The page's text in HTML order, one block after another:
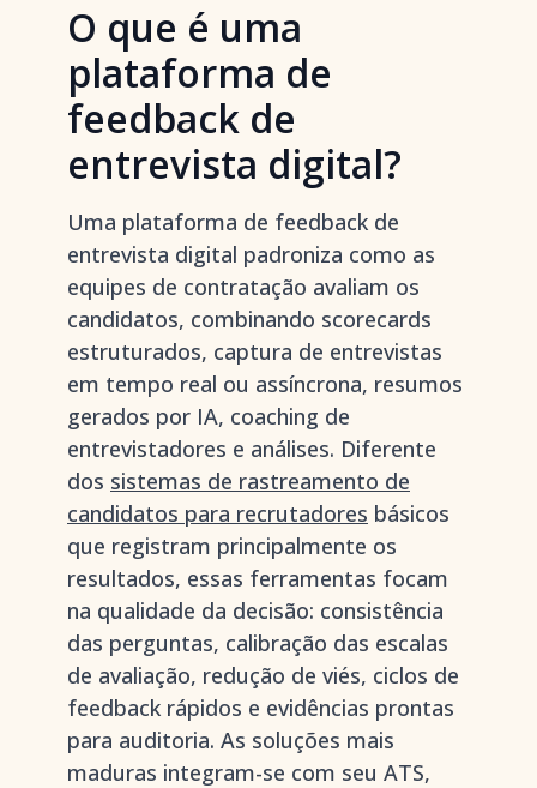
O que é uma
plataforma de
feedback de
entrevista digital?
Uma plataforma de feedback de
entrevista digital padroniza como as
equipes de contratação avaliam os
candidatos, combinando scorecards
estruturados, captura de entrevistas
em tempo real ou assíncrona, resumos
gerados por IA, coaching de
entrevistadores e análises. Diferente
dos sistemas de rastreamento de
candidatos para recrutadores básicos
que registram principalmente os
resultados, essas ferramentas focam
na qualidade da decisão: consistência
das perguntas, calibração das escalas
de avaliação, redução de viés, ciclos de
feedback rápidos e evidências prontas
para auditoria. As soluções mais
maduras integram-se com seu ATS,